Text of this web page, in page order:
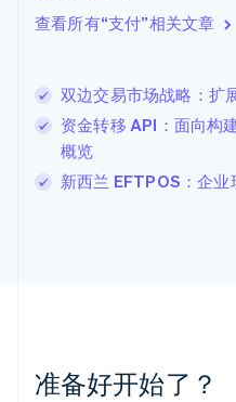
查看所有“支付”相关文章
双边交易市场战略：扩
资金转移 API：面向构
概览
新西兰 EFTPOS：企
准备好开始了？
立陶宛
DeutschEnglish
卢森堡
FrançaisDeutsch English
罗马尼亚
English
挪威